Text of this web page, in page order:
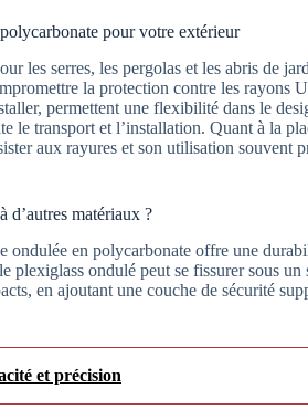
pour votre extérieur
les serres, les pergolas et les abris de
la protection contre les rayons
permettent une flexibilité dans le
le transport et l’installation. Quant à la
aux rayures et son utilisation souvent
d’autres matériaux ?
ondulée en polycarbonate offre une
plexiglass ondulé peut se fissurer sous un
en ajoutant une couche de sécurité
et précision